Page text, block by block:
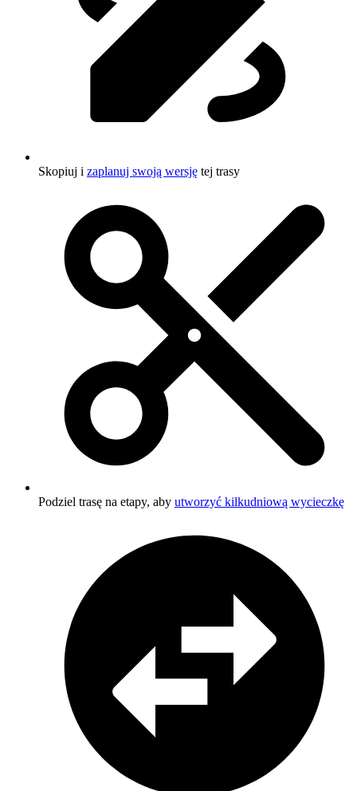
Skopiuj i zaplanuj swoją wersję tej trasy
Podziel trasę na etapy, aby utworzyć kilkudniową wycieczkę